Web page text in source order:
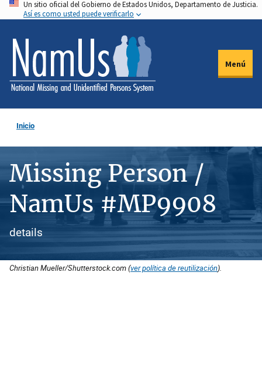
Pasar
al
contenido
principal
Un sitio oficial del Gobierno de Estados Unidos, Departamento de Justicia.
Así es como usted puede verificarlo
Menú
Inicio
Missing Person /
NamUs #MP9908
details
Christian Mueller/Shutterstock.com (ver política de reutilización).